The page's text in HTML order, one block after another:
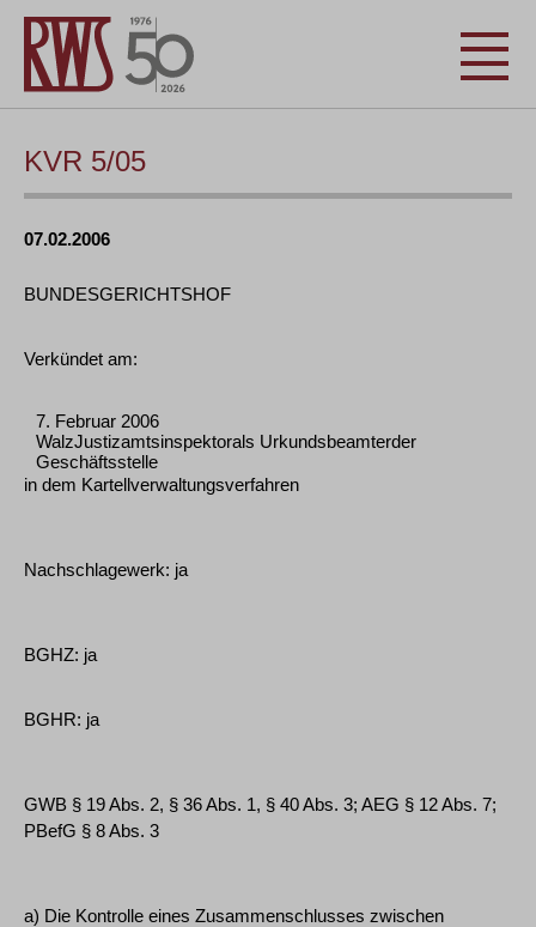
KVR 5/05
07.02.2006
BUNDESGERICHTSHOF
Verkündet am:
7. Februar 2006
WalzJustizamtsinspektorals Urkundsbeamterder
Geschäftsstelle
in dem Kartellverwaltungsverfahren
Nachschlagewerk: ja
BGHZ: ja
BGHR: ja
GWB § 19 Abs. 2, § 36 Abs. 1, § 40 Abs. 3; AEG § 12 Abs. 7;
PBefG § 8 Abs. 3
a) Die Kontrolle eines Zusammenschlusses zwischen